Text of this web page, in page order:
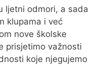
ljetni odmori, a sada
klupama i već
nove školske
prisjetimo važnosti
koje njegujemo